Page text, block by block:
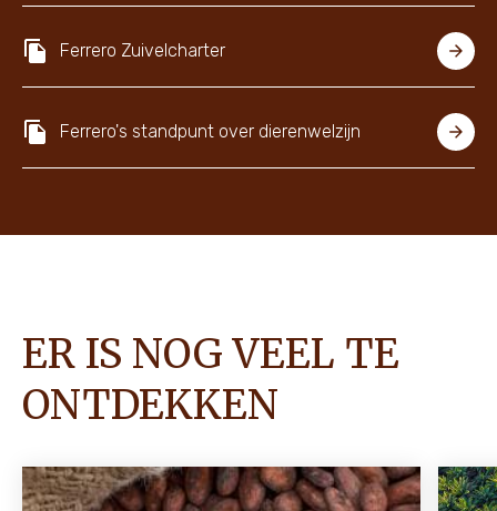
Ferrero Zuivelcharter
Ferrero's standpunt over dierenwelzijn
ER IS NOG VEEL TE
ONTDEKKEN